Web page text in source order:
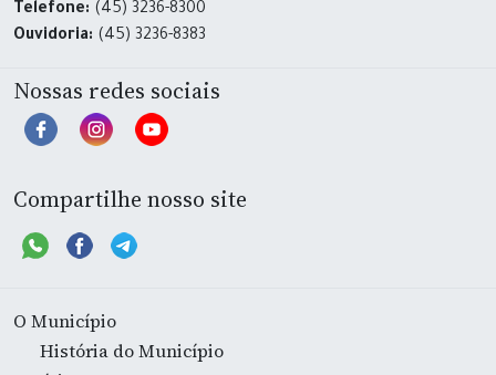
Telefone: (45) 3236-8300
Ouvidoria: (45) 3236-8383
Nossas redes sociais
Compartilhe nosso site
O Município
História do Município